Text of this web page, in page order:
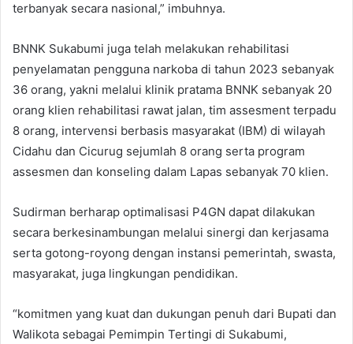
terbanyak secara nasional,” imbuhnya.
BNNK Sukabumi juga telah melakukan rehabilitasi
penyelamatan pengguna narkoba di tahun 2023 sebanyak
36 orang, yakni melalui klinik pratama BNNK sebanyak 20
orang klien rehabilitasi rawat jalan, tim assesment terpadu
8 orang, intervensi berbasis masyarakat (IBM) di wilayah
Cidahu dan Cicurug sejumlah 8 orang serta program
assesmen dan konseling dalam Lapas sebanyak 70 klien.
Sudirman berharap optimalisasi P4GN dapat dilakukan
secara berkesinambungan melalui sinergi dan kerjasama
serta gotong-royong dengan instansi pemerintah, swasta,
masyarakat, juga lingkungan pendidikan.
“komitmen yang kuat dan dukungan penuh dari Bupati dan
Walikota sebagai Pemimpin Tertingi di Sukabumi,